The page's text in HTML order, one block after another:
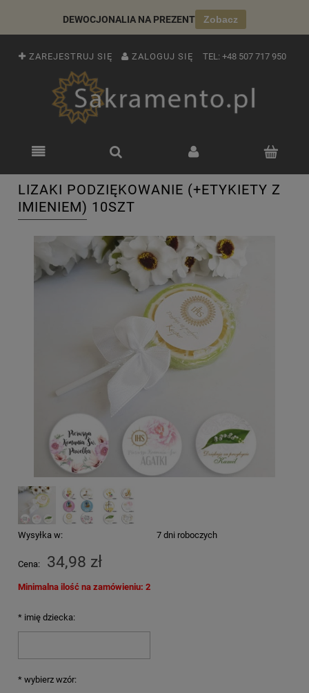
DEWOCJONALIA NA PREZENT Zobacz
ZAREJESTRUJ SIĘ ZALOGUJ SIĘ TEL: +48 507 717 950
LIZAKI PODZIĘKOWANIE (+ETYKIETY Z
IMIENIEM) 10SZT
Wysyłka w: 7 dni roboczych
Cena: 34,98 zł
Minimalna ilość na zamówieniu: 2
* imię dziecka:
* wybierz wzór: